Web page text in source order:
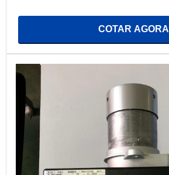
COTAR AGORA